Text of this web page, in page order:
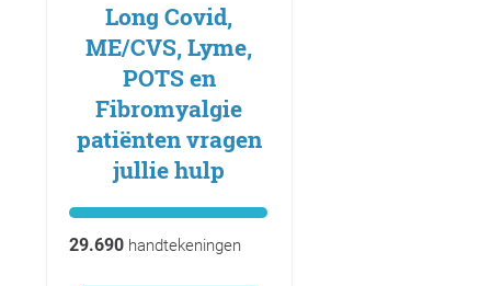
Long Covid,
ME/CVS, Lyme,
POTS en
Fibromyalgie
patiënten vragen
jullie hulp
29.690handtekeningen